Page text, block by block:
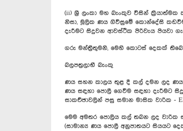
(ii) ශ්‍රී ලංකා මහ බැංකුව විසින්
නිසා, මූලික ණය ගිවිසුමේ කොන්දේසි
දැරීමට සිදුවන ආවස්ථික පිරිවැය පියවා
ගරු මන්ත්‍රීතුමනි, මෙහි කොටස් දෙකක්
බලපත්‍රලාභී බැංකු
ණය සහන කාලය තුළ දී කල් දමන ලද ණය
ණය ‍සඳහා පොලී ගෙවීම සඳහා දැරීමට
සාකච්ඡාවලින් පසු සමාන මාසික වාරික -
මෙම අමතර පොලිය කල් තබන ලද වාරික
(සාමාන්‍ය ණය පොලී අනුපාතයට සියයට